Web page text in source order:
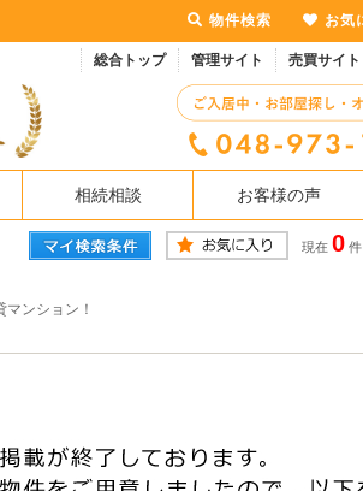
総合トップ 管理サイト 売買サイト
相続相談 お客様の声
現在 0 件
ンション！
物件検索 お気